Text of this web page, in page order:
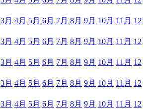
3月 4月 5月 6月 7月 8月 9月 10月 11月 12
3月 4月 5月 6月 7月 8月 9月 10月 11月 12
3月 4月 5月 6月 7月 8月 9月 10月 11月 12
3月 4月 5月 6月 7月 8月 9月 10月 11月 12
3月 4月 5月 6月 7月 8月 9月 10月 11月 12